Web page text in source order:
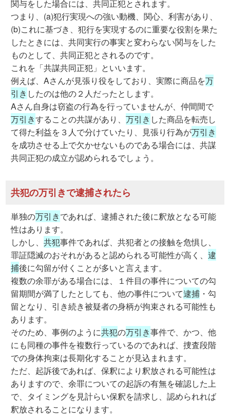
関与をした場合には、共同正犯とされます。
つまり、(a)犯行実現への強い動機、関心、利害があり、
(b)これに基づき、犯行を実現するのに重要な役割を果た
したときには、共同実行の事実と変わらない関与をした
ものとして、共同正犯とされるのです。
これを「共謀共同正犯」といいます。
例えば、Aさんが見張り役をしており、実際に商品を万
引き したのは他の２人だったとします。
Aさん自身は窃盗の行為を行っていませんが、仲間間で
万引きすることの共謀があり、万引き した商品を転売し
て得た利益を３人で分けていたり、見張り行為が万引き
を成功させる上で欠かせないものである場合には、共謀
共同正犯の成立が認められるでしょう。
共犯の万引きで逮捕されたら
単独の万引きであれば、逮捕された後に釈放となる可能
性はあります。
しかし、共犯事件であれば、共犯者との接触を危惧し、
罪証隠滅のおそれがあると認められる可能性が高く、逮
捕後に勾留が付くことが多いと言えます。
複数の余罪がある場合には、１件目の事件についての勾
留期間が満了したとしても、他の事件について逮捕 ・勾
留となり、引き続き被疑者の身柄が拘束される可能性も
あります。
そのため、事例のように共犯の万引き事件で、かつ、他
にも同種の事件を複数行っているのであれば、捜査段階
での身体拘束は長期化することが見込まれます。
ただ、起訴後であれば、保釈により釈放される可能性は
ありますので、余罪についての起訴の有無を確認した上
で、タイミングを見計らい保釈を請求し、認められれば
釈放されることになります。